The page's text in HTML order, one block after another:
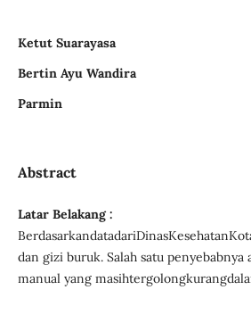
Ketut Suarayasa
Bertin Ayu Wandira
Parmin
Abstract
Latar Belakang :
dan gizi buruk. Salah satu penyebabnya
manual yang